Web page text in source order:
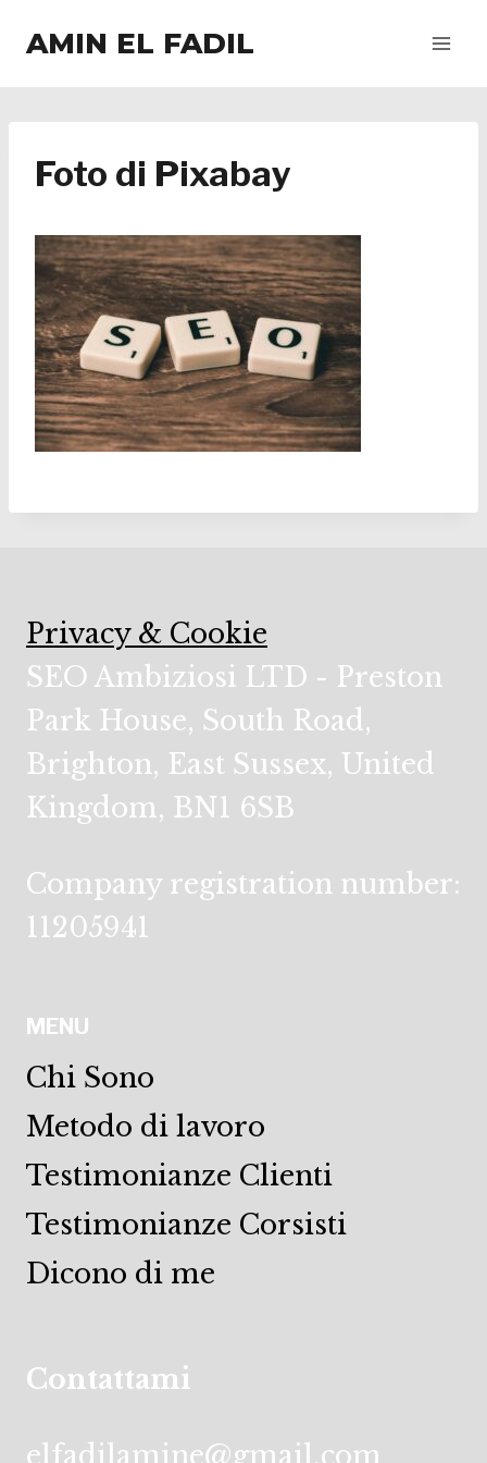
AMIN EL FADIL
Foto di Pixabay
Privacy & Cookie
SEO Ambiziosi LTD - Preston
Park House, South Road,
Brighton, East Sussex, United
Kingdom, BN1 6SB
Company registration number:
11205941
MENU
Chi Sono
Metodo di lavoro
Testimonianze Clienti
Testimonianze Corsisti
Dicono di me
Contattami
elfadilamine@gmail.com